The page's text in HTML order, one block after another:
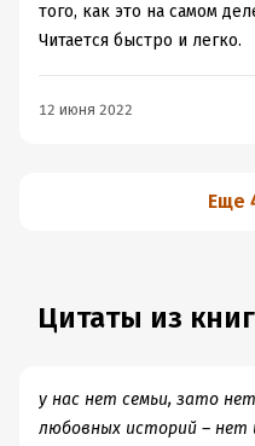
того, как это на самом
Читается быстро и легко.
12 июня 2022
Еще
Цитаты из
у нас нет семьи, зато
любовных историй – нет